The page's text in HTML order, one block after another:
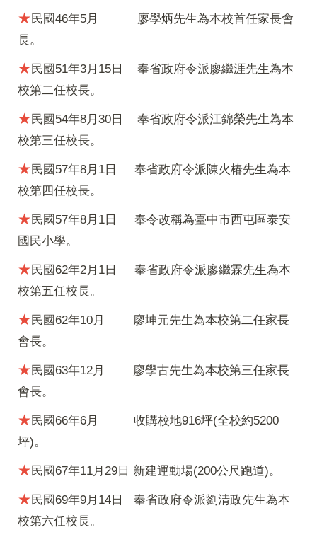
★民國46年5月 廖學炳先生為本校首任家長會
長。
★民國51年3月15日 奉省政府令派廖繼涯先生為本
校第二任校長。
★民國54年8月30日 奉省政府令派江錦榮先生為本
校第三任校長。
★民國57年8月1日 奉省政府令派陳火椿先生為本
校第四任校長。
★民國57年8月1日 奉令改稱為臺中市西屯區泰安
國民小學。
★民國62年2月1日 奉省政府令派廖繼霖先生為本
校第五任校長。
★民國62年10月 廖坤元先生為本校第二任家長
會長。
★民國63年12月 廖學古先生為本校第三任家長
會長。
★民國66年6月 收購校地916坪(全校約5200
坪)。
★民國67年11月29日 新建運動場(200公尺跑道)。
★民國69年9月14日 奉省政府令派劉清政先生為本
校第六任校長。